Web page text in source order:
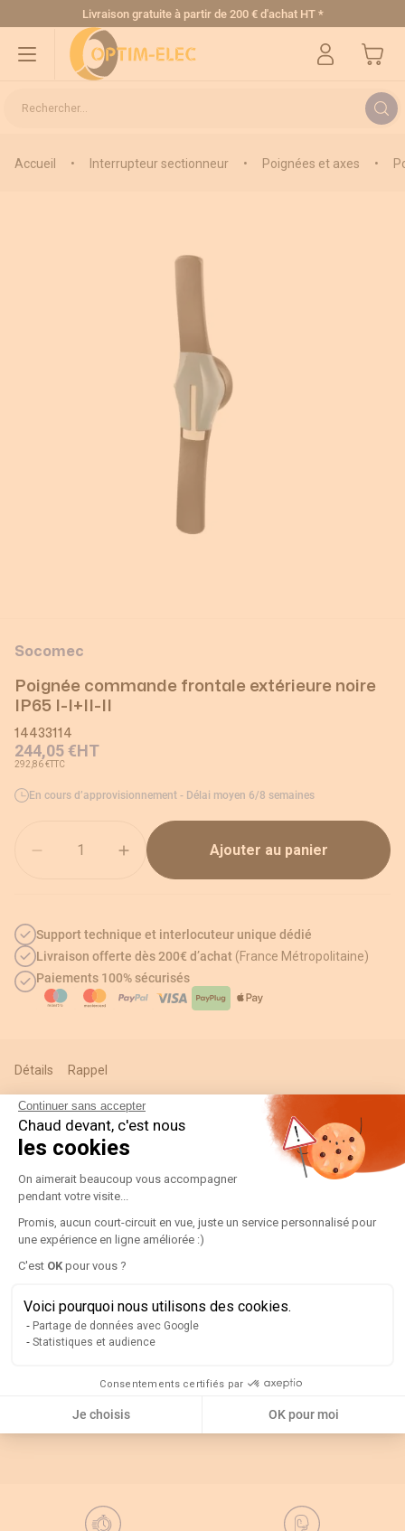
Continuer sans accepter
Chaud devant, c'est nous
les cookies
Plateforme de Gestion du
On aimerait beaucoup vous accompagner
pendant votre visite...
Promis, aucun court-circuit en vue, juste un service personnalisé pour
une expérience en ligne améliorée :)
C'est OK pour vous ?
Voici pourquoi nous utilisons des cookies.
Partage de données avec Google
Statistiques et audience
Consentements certifiés par
Je choisis OK pour moi
Allez au contenuLivraison gratuite à partir de 200 € d'achat HT *
Mon
Rechercher...
Accueil • Interrupteur sectionneur • Poignées et axes •
Socomec
Poignée commande frontale extérieure noire
IP65 I-I+II-II
14433114
244,05 €HT
292,86 €TTC
En cours d’approvisionnement - Délai moyen 6/8 semaines
Ajouter au panier
Support technique et interlocuteur unique dédié
Livraison offerte dès 200€ d’achat (France Métropolitaine)
Paiements 100% sécurisés
Détails Rappel
Informations techniques
Détails
Rappel
Catégories associées